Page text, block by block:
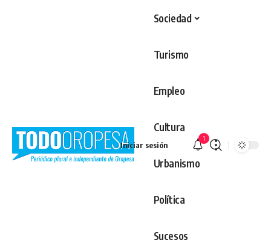
Sociedad
Turismo
Empleo
Cultura
Urbanismo
Política
Sucesos
Iniciar sesión
1